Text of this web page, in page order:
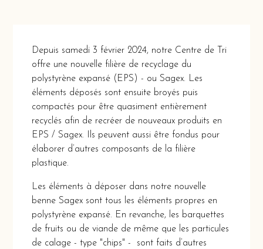
Depuis samedi 3 février 2024, notre Centre de Tri
offre une nouvelle filière de recyclage du
polystyrène expansé (EPS) - ou Sagex. Les
éléments déposés sont ensuite broyés puis
compactés pour être quasiment entièrement
recyclés afin de recréer de nouveaux produits en
EPS / Sagex. Ils peuvent aussi être fondus pour
élaborer d’autres composants de la filière
plastique.
Les éléments à déposer dans notre nouvelle
benne Sagex sont tous les éléments propres en
polystyrène expansé. En revanche, les barquettes
de fruits ou de viande de même que les particules
de calage - type "chips" - sont faits d’autres